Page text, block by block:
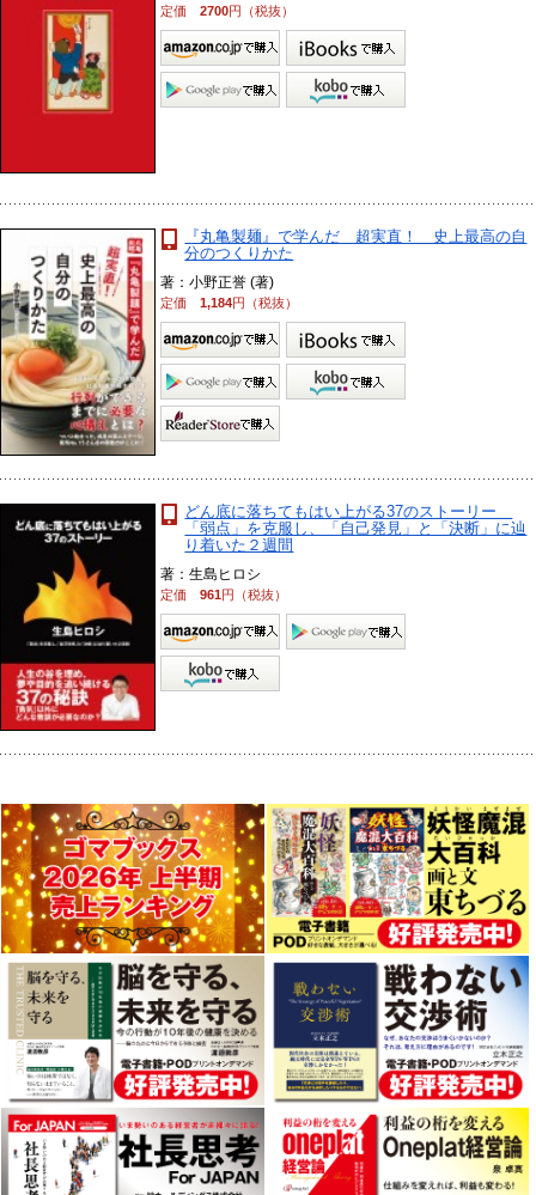
定価2700円（税抜）
『丸亀製麺』で学んだ 超実直！ 史上最高の自
分のつくりかた
著：小野正誉 (著)
定価1,184円（税抜）
どん底に落ちてもはい上がる37のストーリー
「弱点」を克服し、「自己発見」と「決断」に辿
り着いた２週間
著：生島ヒロシ
定価961円（税抜）